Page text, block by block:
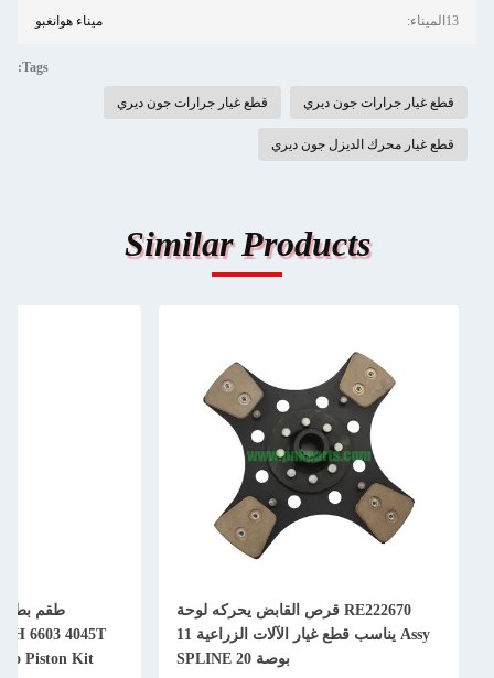
13الميناء: ميناء هوانغبو
Tags:
قطع غيار جرارات جون ديري قطع غيار جرارات جون ديري
قطع غيار محرك الديزل جون ديري
Similar Products
RE222670 قرص القابض يحركه لوحة
Assy يناسب قطع غيار الآلات الزراعية 11
بوصة 20 SPLINE
6603 4045T
Piston Kit